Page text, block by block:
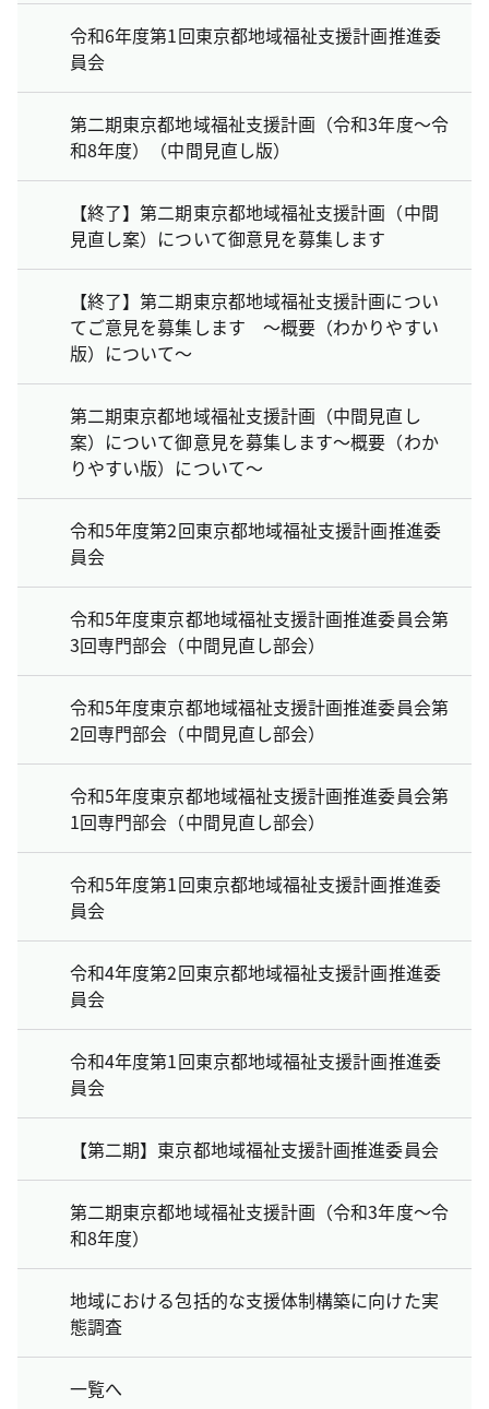
令和6年度第1回東京都地域福祉支援計画推進委
員会
第二期東京都地域福祉支援計画（令和3年度～令
和8年度）（中間見直し版）
【終了】第二期東京都地域福祉支援計画（中間
見直し案）について御意見を募集します
【終了】第二期東京都地域福祉支援計画につい
てご意見を募集します ～概要（わかりやすい
版）について～
第二期東京都地域福祉支援計画（中間見直し
案）について御意見を募集します～概要（わか
りやすい版）について～
令和5年度第2回東京都地域福祉支援計画推進委
員会
令和5年度東京都地域福祉支援計画推進委員会第
3回専門部会（中間見直し部会）
令和5年度東京都地域福祉支援計画推進委員会第
2回専門部会（中間見直し部会）
令和5年度東京都地域福祉支援計画推進委員会第
1回専門部会（中間見直し部会）
令和5年度第1回東京都地域福祉支援計画推進委
員会
令和4年度第2回東京都地域福祉支援計画推進委
員会
令和4年度第1回東京都地域福祉支援計画推進委
員会
【第二期】東京都地域福祉支援計画推進委員会
第二期東京都地域福祉支援計画（令和3年度～令
和8年度）
地域における包括的な支援体制構築に向けた実
態調査
一覧へ